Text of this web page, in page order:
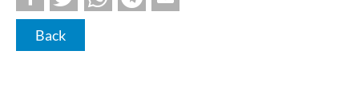
Back